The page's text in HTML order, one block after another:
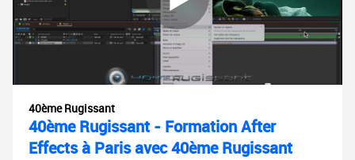
40ème Rugissant
40ème Rugissant - Formation After
Effects à Paris avec 40ème Rugissant